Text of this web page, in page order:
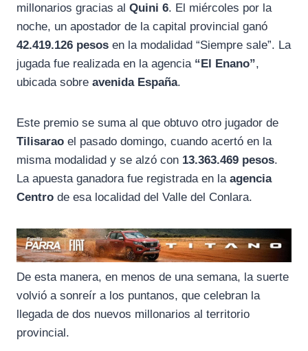
e
b
e
g
t
s
p
millonarios gracias al Quini 6. El miércoles por la
noche, un apostador de la capital provincial ganó
42.419.126 pesos en la modalidad “Siempre sale”. La
jugada fue realizada en la agencia “El Enano”,
ubicada sobre avenida España.
Este premio se suma al que obtuvo otro jugador de
Tilisarao el pasado domingo, cuando acertó en la
misma modalidad y se alzó con 13.363.469 pesos.
La apuesta ganadora fue registrada en la agencia
Centro de esa localidad del Valle del Conlara.
De esta manera, en menos de una semana, la suerte
volvió a sonreír a los puntanos, que celebran la
llegada de dos nuevos millonarios al territorio
provincial.